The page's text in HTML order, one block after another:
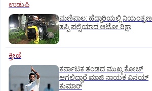
ಉಡುಪಿ
ಮಣಿಪಾಲ: ಹೆದ್ದಾರಿಯಲ್ಲಿ ನಿಯಂತ್ರಣ
ತಪ್ಪಿ ಪಲ್ಟಿಯಾದ ಆಟೋ ರಿಕ್ಷಾ
ಕ್ರೀಡೆ
ಕರ್ನಾಟಕ ತಂಡದ ಮುಖ್ಯ ಕೋಚ್‌
ಆಗಲಿದ್ದಾರೆ ಮಾಜಿ ನಾಯಕ ವಿನಯ್‌
ಕುಮಾರ್